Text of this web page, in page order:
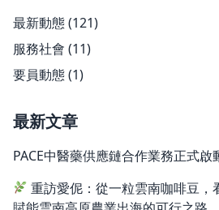
最新動態(121)
服務社會 (11)
要員動態(1)
最新文章
PACE中醫藥供應鏈合作業務正式啟
重訪愛伲：從一粒雲南咖啡豆，